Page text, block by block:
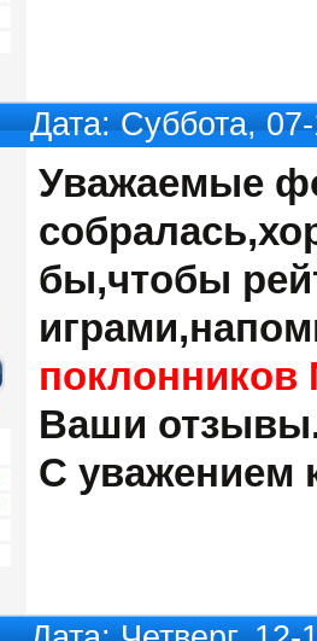
Дата: Суббота,
Уважаемые
бы,чтобы
поклонников
Ваши
С уважением